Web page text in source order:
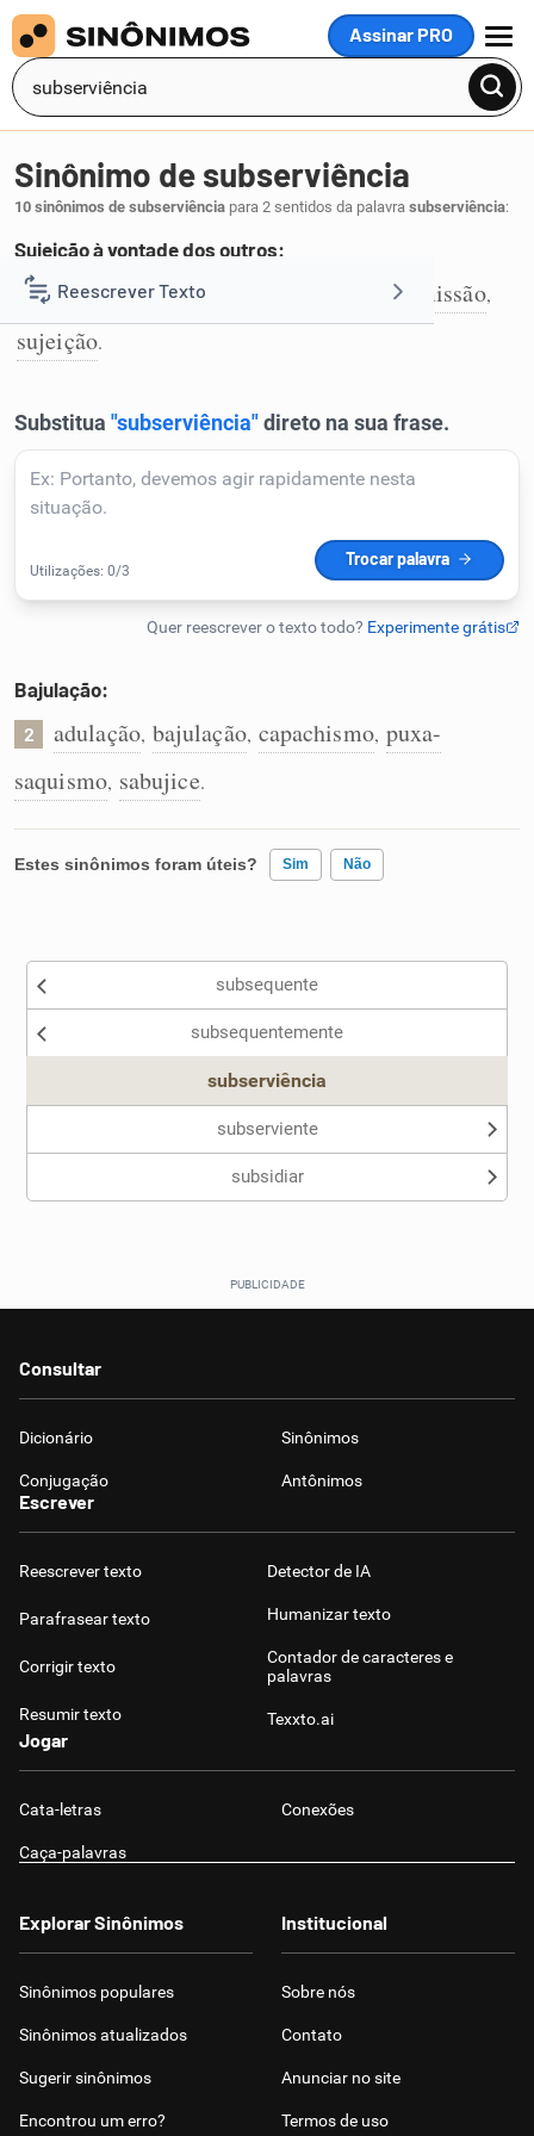
Assinar PRO
MENU
Reescrever Texto
Resumir Texto
Corrigir Texto
Detector de IA
Humanizador de IA
Cata-letras
Conexões
Caça-palavras
Dicionário
Sinônimo de subserviência
10 sinônimos de subserviência para 2 sentidos da palavra subserviência:
Sujeição à vontade dos outros:
1 humildade,anuência submissão,
sujeição.
Bajulação:
2 adulação, bajulação, capachismo, puxa-
saquismo, sabujice.
Estes sinônimos foram úteis? Sim Não
Nenhum dos sinônimos apresentados me ajudou
subsequente
subsequentemente
subserviência
subserviente
subsidiar
Consultar
Dicionário Sinônimos
Conjugação Antônimos
Escrever
Reescrever texto
Parafrasear texto
Corrigir texto
Resumir texto
Detector de IA
Humanizar texto
Contador de caracteres e
palavras
Texxto.ai
Jogar
Cata-letras Conexões
Caça-palavras
Explorar Sinônimos
Sinônimos populares
Sinônimos atualizados
Sugerir sinônimos
Encontrou um erro?
Institucional
Sobre nós
Contato
Anunciar no site
Termos de uso